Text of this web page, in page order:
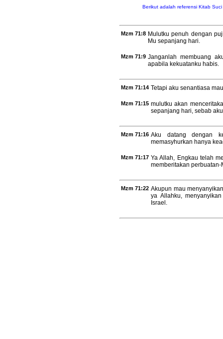
Berikut adalah referensi Kitab
Mzm 71:8 Mulutku penuh dengan
Mu sepanjang hari.
Mzm 71:9 Janganlah membuang
apabila kekuatanku habis.
Mzm 71:14 Tetapi aku senantiasa
Mzm 71:15 mulutku akan
sepanjang hari, sebab
Mzm 71:16 Aku datang dengan
memasyhurkan hanya
Mzm 71:17 Ya Allah, Engkau telah
memberitakan perbuatan-
Mzm 71:22 Akupun mau
ya Allahku,
Israel.